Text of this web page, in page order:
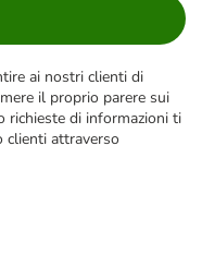
ai nostri clienti di
il proprio parere sui
richieste di informazioni ti
clienti attraverso